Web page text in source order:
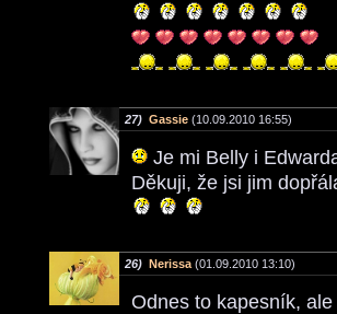
27) Gassie (10.09.2010 16:55)
Je mi Belly i
Děkuji, že jsi jim
26) Nerissa (01.09.2010 13:10)
Odnes to kapesník,